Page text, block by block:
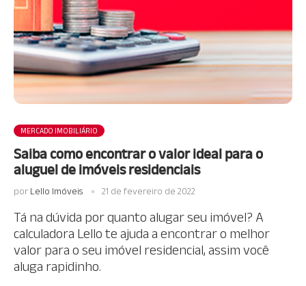
MERCADO IMOBILIÁRIO
Saiba como encontrar o valor ideal para o
aluguel de imóveis residenciais
por Lello Imóveis 21 de fevereiro de 2022
Tá na dúvida por quanto alugar seu imóvel? A
calculadora Lello te ajuda a encontrar o melhor
valor para o seu imóvel residencial, assim você
aluga rapidinho.